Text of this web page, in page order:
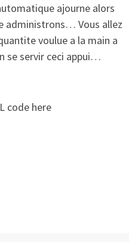
ajourne alors
administrons… Vous allez
voulue a la main a
se servir ceci appui…
code here